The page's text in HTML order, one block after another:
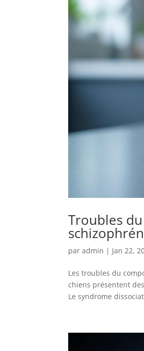
Troubles
paradmin | Jan 22,
Les troubles du
chiens présentent
Le syndrome